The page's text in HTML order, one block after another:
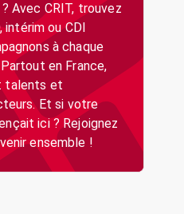
Avec CRIT, trouvez
intérim ou CDI
à chaque
en France,
talents et
Et si votre
ici ? Rejoignez
ensemble !